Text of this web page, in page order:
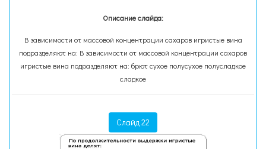
Описание слайда:
В зависимости от массовой концентрации сахаров игристые вина
подразделяют на: В зависимости от массовой концентрации сахаров
игристые вина подразделяют на: брют сухое полусухое полусладкое
сладкое
Слайд 22